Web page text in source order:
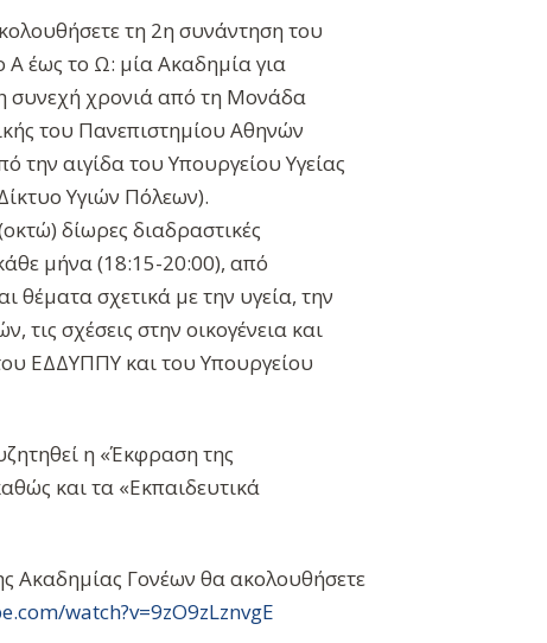
τη 2η συνάντηση του
έως το Ω: μία Ακαδημία για
συνεχή χρονιά από τη Μονάδα
του Πανεπιστημίου Αθηνών
αιγίδα του Υπουργείου Υγείας
Υγιών Πόλεων).
δίωρες διαδραστικές
μήνα (18:15-20:00), από
σχετικά με την υγεία, την
σχέσεις στην οικογένεια και
ΕΔΔΥΠΠΥ και του Υπουργείου
η «Έκφραση της
και τα «Εκπαιδευτικά
Ακαδημίας Γονέων θα ακολουθήσετε
watch?v=9zO9zLznvgE